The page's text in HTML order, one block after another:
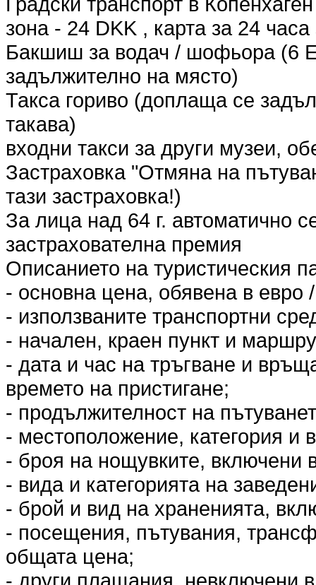
зона - 24 DKK , карта за 24
Бакшиш за водач / шофьора (6
задължително на място)
Такса гориво (доплаща се
такава)
входни такси за други музеи,
Застраховка "Отмяна на
тази застраховка!)
За лица над 64 г. автоматично
застрахователна премия
Описанието на туристическия
- основна цена, обявена в евро
- използваните транспортни
- начален, краен пункт и
- дата и час на тръгване и
времето на пристигане;
- продължителност на
- местоположение, категория и
- броя на нощувките, включени
- вида и категорията на
- брой и вид на храненията,
- посещения, пътувания,
общата цена;